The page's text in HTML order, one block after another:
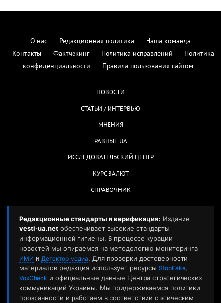
О нас Редакционная политика
Наша команда
Контакты
Фактчекинг Политика исправлений
Политика
конфиденциальности
Правила пользования сайтом
НОВОСТИ
СТАТЬИ / ИНТЕРВЬЮ
МНЕНИЯ
РАВНЫЕ.UA
ИССЛЕДОВАТЕЛЬСКИЙ ЦЕНТР
КУРС ВАЛЮТ
СПРАВОЧНИК
Редакционные стандарты и верификация: Издание
vesti-ua.net обеспечивает высокие стандарты
информационной гигиены. В процессе курации
новостей мы опираемся на методологию мониторинга
ИМИ и Детектор медиа. Для проверки достоверности
материалов редакция использует ресурсы StopFake,
VoxCheck и официальные данные Центра стратегических
коммуникаций Украины. Мы придерживаемся политики
прозрачности и работаем в соответствии с этическим